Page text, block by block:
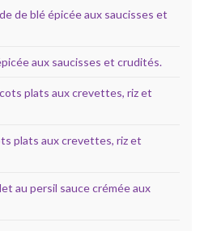
de blé épicée aux saucisses et
aux saucisses et crudités.
plats aux crevettes, riz et
plats aux crevettes, riz et
au persil sauce crémée aux